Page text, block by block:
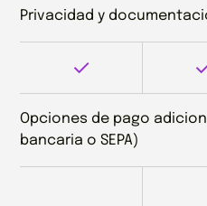
Privacidad y
Opciones de pago
bancaria o SEPA)